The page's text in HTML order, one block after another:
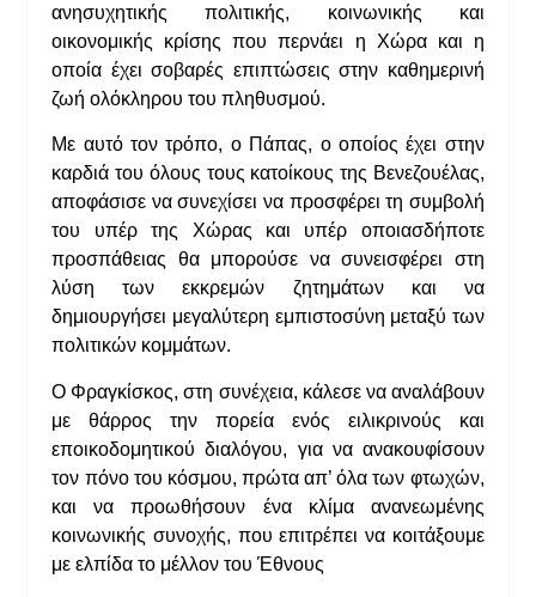
ανησυχητικής πολιτικής, κοινωνικής και
οικονομικής κρίσης που περνάει η Χώρα και η
οποία έχει σοβαρές επιπτώσεις στην καθημερινή
ζωή ολόκληρου του πληθυσμού.
Με αυτό τον τρόπο, ο Πάπας, ο οποίος έχει στην
καρδιά του όλους τους κατοίκους της Βενεζουέλας,
αποφάσισε να συνεχίσει να προσφέρει τη συμβολή
του υπέρ της Χώρας και υπέρ οποιασδήποτε
προσπάθειας θα μπορούσε να συνεισφέρει στη
λύση των εκκρεμών ζητημάτων και να
δημιουργήσει μεγαλύτερη εμπιστοσύνη μεταξύ των
πολιτικών κομμάτων.
Ο Φραγκίσκος, στη συνέχεια, κάλεσε να αναλάβουν
με θάρρος την πορεία ενός ειλικρινούς και
εποικοδομητικού διαλόγου, για να ανακουφίσουν
τον πόνο του κόσμου, πρώτα απ’ όλα των φτωχών,
και να προωθήσουν ένα κλίμα ανανεωμένης
κοινωνικής συνοχής, που επιτρέπει να κοιτάξουμε
με ελπίδα το μέλλον του Έθνους